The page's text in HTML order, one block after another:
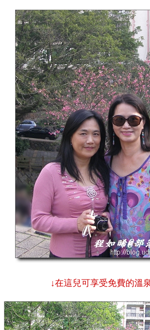
↓在這兒可享受免費的溫